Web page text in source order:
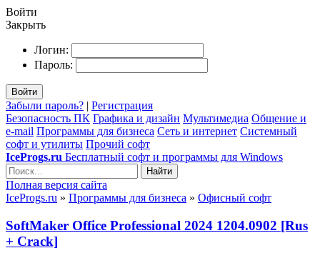
Войти
Закрыть
Логин:
Пароль:
Войти
Забыли пароль? | Регистрация
Безопасность ПК Графика и дизайн Мультимедиа Общение и
e-mail Программы для бизнеса Сеть и интернет Системный
софт и утилиты Прочий софт
IceProgs.ru Бесплатный софт и программы для Windows
Найти
Полная версия сайта
IceProgs.ru » Программы для бизнеса » Офисный софт
SoftMaker Office Professional 2024 1204.0902 [Rus
+ Crack]